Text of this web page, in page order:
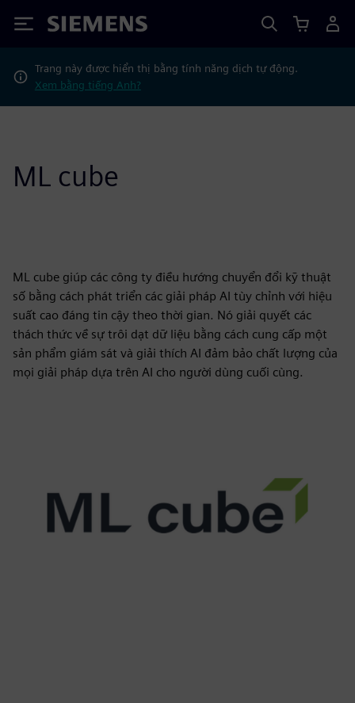
Siemens
Trang này được hiển thị bằng tính năng dịch tự động.
Xem bằng tiếng Anh?
ML cube
ML cube giúp các công ty điều hướng chuyển đổi kỹ thuật
số bằng cách phát triển các giải pháp AI tùy chỉnh với hiệu
suất cao đáng tin cậy theo thời gian. Nó giải quyết các
thách thức về sự trôi dạt dữ liệu bằng cách cung cấp một
sản phẩm giám sát và giải thích AI đảm bảo chất lượng của
mọi giải pháp dựa trên AI cho người dùng cuối cùng.